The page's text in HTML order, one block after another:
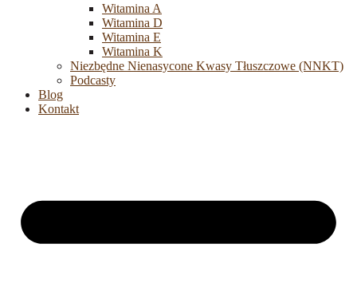
Witamina A
Witamina D
Witamina E
Witamina K
Niezbędne Nienasycone Kwasy Tłuszczowe (NNKT)
Podcasty
Blog
Kontakt